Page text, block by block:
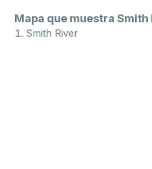
Mapa que muestra Smith
Smith River